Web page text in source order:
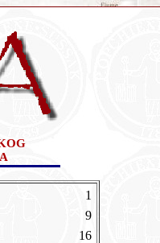
1
9
16